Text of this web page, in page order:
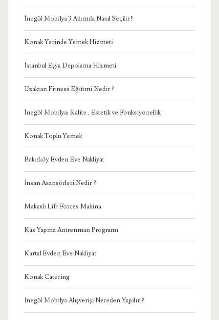
İnegöl Mobilya 3 Adımda Nasıl Seçilir?
Konak Yerinde Yemek Hizmeti
İstanbul Eşya Depolama Hizmeti
Uzaktan Fitness Eğitimi Nedir ?
İnegöl Mobilya: Kalite , Estetik ve Fonksiyonellik
Konak Toplu Yemek
Bakırköy Evden Eve Nakliyat
İnsan Asansörleri Nedir ?
Makaslı Lift Forces Makina
Kas Yapma Antrenman Programı
Kartal Evden Eve Nakliyat
Konak Catering
İnegöl Mobilya Alışverişi Nereden Yapılır ?